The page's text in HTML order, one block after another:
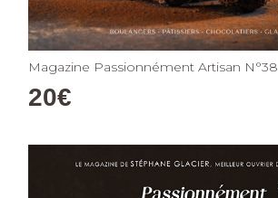
Magazine Passionnément Artisan N°38
20€